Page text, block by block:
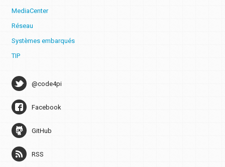
MediaCenter
Réseau
Systèmes embarqués
TIP
@code4pi
Facebook
GitHub
RSS